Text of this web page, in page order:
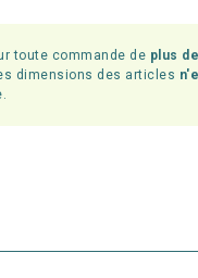
toute commande de plus
dimensions des articles